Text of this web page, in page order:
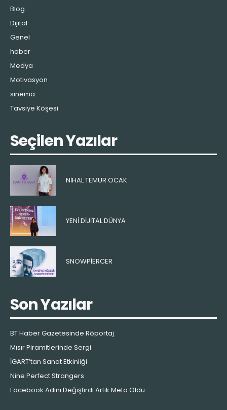
Blog
Dijital
Genel
haber
Medya
Motivasyon
sinema
Tavsiye Köşesi
Seçilen Yazılar
NIHAL TEMUR OCAK
YENI DIJITAL DÜNYA
SNOWPIERCER
Son Yazılar
BT Haber Gazetesinde Röportaj
Mısır Piramitlerinde Sergi
İGART’tan Sanat Etkinliği
Nine Perfect Strangers
Facebook Adını Değiştirdi Artık Meta Oldu